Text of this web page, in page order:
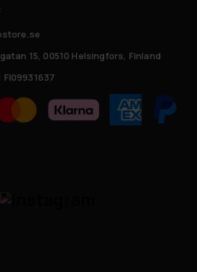
15, 00510 Helsingfors, Finland
FI09931637